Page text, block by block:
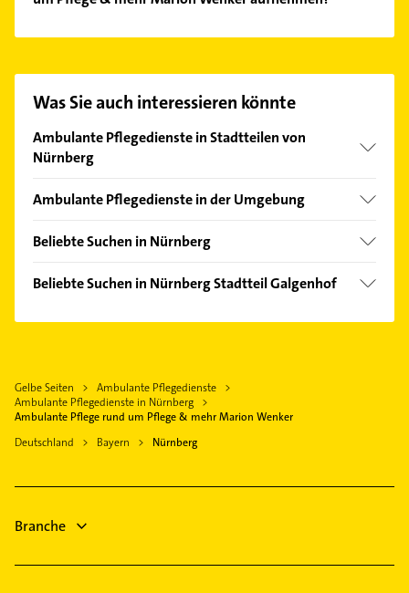
unserem Kontaktdaten-Bereich auswählen. Hier
finden Sie alleKontaktdaten
Was Sie auch interessieren könnte
Ambulante Pflegedienste in Stadtteilen von
Nürnberg
Eibach
Gleißhammer
Mögeldorf
Rennweg
St Johannis
Thon
Wöhrd
Ambulante Pflegedienste in der Umgebung
Stein Mittelfranken
Zirndorf
Lauf an der Pegnitz
Erlangen
Burgthann
Beliebte Suchen in Nürnberg
Zahnarzt
Dachdecker
Sanitärinstallation
Putzfrau
Gebäudereinigung
Beliebte Suchen in Nürnberg Stadtteil Galgenhof
Gelbe Seiten
Ambulante Pflegedienste
Ambulante Pflegedienste in Nürnberg
Ambulante Pflege rund um Pflege & mehr Marion Wenker
Deutschland
Bayern Nürnberg
Branche